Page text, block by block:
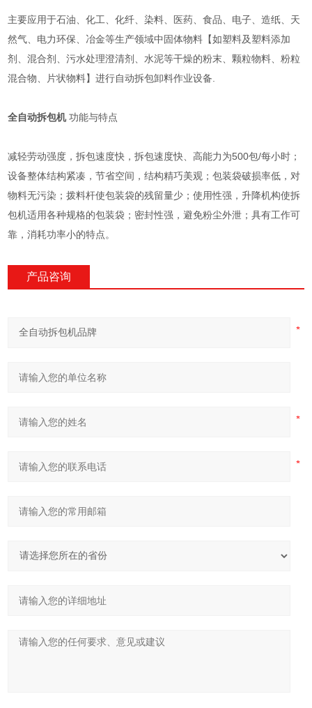
主要应用于石油、化工、化纤、染料、医药、食品、电子、造纸、天
然气、电力环保、冶金等生产领域中固体物料【如塑料及塑料添加
剂、混合剂、污水处理澄清剂、水泥等干燥的粉末、颗粒物料、粉粒
混合物、片状物料】进行自动拆包卸料作业设备.
全自动拆包机功能与特点
减轻劳动强度，拆包速度快，拆包速度快、高能力为500包/每小时；
设备整体结构紧凑，节省空间，结构精巧美观；包装袋破损率低，对
物料无污染；拨料杆使包装袋的残留量少；使用性强，升降机构使拆
包机适用各种规格的包装袋；密封性强，避免粉尘外泄；具有工作可
靠，消耗功率小的特点。
产品咨询